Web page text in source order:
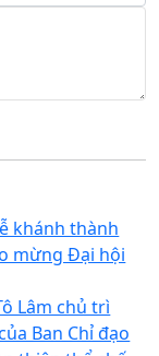
khánh thành
mừng Đại hội
Lâm chủ trì
Ban Chỉ đạo